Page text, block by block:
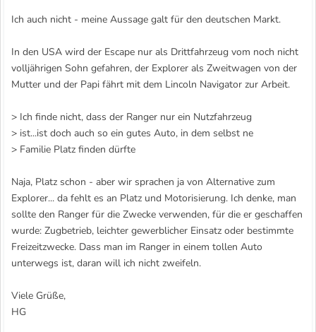
Ich auch nicht - meine Aussage galt für den deutschen Markt.
In den USA wird der Escape nur als Drittfahrzeug vom noch nicht
volljährigen Sohn gefahren, der Explorer als Zweitwagen von der
Mutter und der Papi fährt mit dem Lincoln Navigator zur Arbeit.
> Ich finde nicht, dass der Ranger nur ein Nutzfahrzeug
> ist...ist doch auch so ein gutes Auto, in dem selbst ne
> Familie Platz finden dürfte
Naja, Platz schon - aber wir sprachen ja von Alternative zum
Explorer... da fehlt es an Platz und Motorisierung. Ich denke, man
sollte den Ranger für die Zwecke verwenden, für die er geschaffen
wurde: Zugbetrieb, leichter gewerblicher Einsatz oder bestimmte
Freizeitzwecke. Dass man im Ranger in einem tollen Auto
unterwegs ist, daran will ich nicht zweifeln.
Viele Grüße,
HG